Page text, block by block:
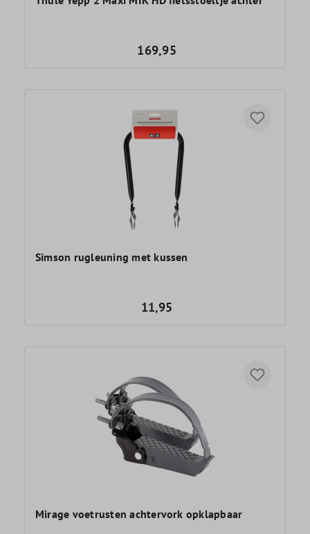
169,95
Simson rugleuning met kussen
11,95
Mirage voetrusten achtervork opklapbaar